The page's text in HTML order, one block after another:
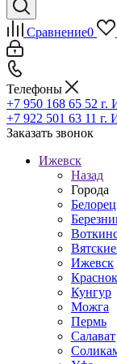
Сравнение0
Телефоны
+7 950 168 65 52 г.
+7 922 501 63 11 г.
Заказать звонок
Ижевск
Назад
Города
Ижевск
Кунгур
Можга
Пермь
Салават